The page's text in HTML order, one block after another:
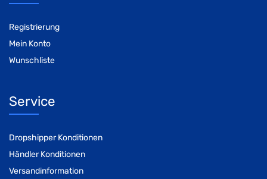
Registrierung
Mein Konto
Wunschliste
Service
Dropshipper Konditionen
Händler Konditionen
Versandinformation